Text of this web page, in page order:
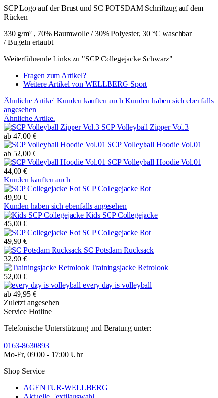
SCP Logo auf der Brust und SC POTSDAM Schriftzug auf dem
Rücken
330 g/m² , 70% Baumwolle / 30% Polyester, 30 °C waschbar
/ Bügeln erlaubt
Weiterführende Links zu "SCP Collegejacke Schwarz"
Fragen zum Artikel?
Weitere Artikel von WELLBERG Sport
Ähnliche Artikel Kunden kauften auch Kunden haben sich ebenfalls
angesehen
Ähnliche Artikel
SCP Volleyball Zipper Vol.3
ab 47,00 €
SCP Volleyball Hoodie Vol.01
ab 52,00 €
SCP Volleyball Hoodie Vol.01
44,00 €
Kunden kauften auch
SCP Collegejacke Rot
49,90 €
Kunden haben sich ebenfalls angesehen
Kids SCP Collegejacke
45,00 €
SCP Collegejacke Rot
49,90 €
SC Potsdam Rucksack
32,90 €
Trainingsjacke Retrolook
52,00 €
every day is volleyball
ab 49,95 €
Zuletzt angesehen
Service Hotline
Telefonische Unterstützung und Beratung unter:
0163-8630893
Mo-Fr, 09:00 - 17:00 Uhr
Shop Service
AGENTUR-WELLBERG
Aktuelle Textilauswahl